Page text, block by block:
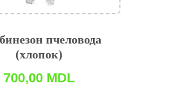
пчеловода
(хлопок)
700,00 MDL